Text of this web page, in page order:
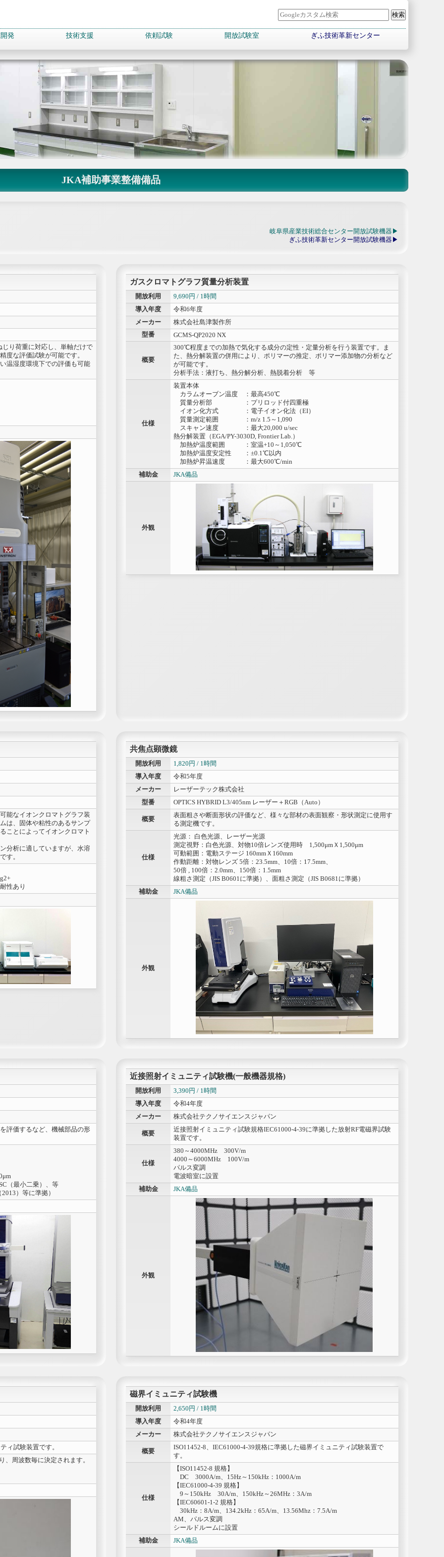
発 技術支援 依頼試験 開放試験室 ぎふ技術革新センター
JKA補助事業整備備品
岐阜県産業技術総合センター開放試験機器
ぎふ技術革新センター開放試験機器
り荷重に対応し、単軸だけで
度な評価試験が可能です。
温湿度環境下での評価も可能
ガスクロマトグラフ質量分析装置
開放利用
9,690円 / 1時間
導入年度
令和6年度
メーカー
株式会社島津製作所
型番
GCMS-QP2020 NX
概要
300℃程度までの加熱で気化する成分の定性・定量分析を行う装置です。ま
た、熱分解装置の併用により、ポリマーの推定、ポリマー添加物の分析など
が可能です。
分析手法：液打ち、熱分解分析、熱脱着分析 等
仕様
装置本体
カラムオーブン温度 ：最高450℃
質量分析部 ：プリロッド付四重極
イオン化方式 ：電子イオン化法（EI）
質量測定範囲 ：m/z 1.5～1,090
スキャン速度 ：最大20,000 u/sec
熱分解装置（EGA/PY-3030D, Frontier Lab.）
加熱炉温度範囲 ：室温+10～1,050℃
加熱炉温度安定性 ：±0.1℃以内
加熱炉昇温速度 ：最大600℃/min
補助金
JKA備品
外観
能なイオンクロマトグラフ装
は、固体や粘性のあるサンプ
ことによってイオンクロマト
分析に適していますが、水溶
す。
性あり
共焦点顕微鏡
開放利用
1,820円 / 1時間
導入年度
令和5年度
メーカー
レーザーテック株式会社
型番
OPTICS HYBRID L3/405nm レーザー＋RGB（Auto）
概要
表面粗さや断面形状の評価など、様々な部材の表面観察・形状測定に使用す
る測定機です。
仕様
光源： 白色光源、レーザー光源
測定視野：白色光源、対物10倍レンズ使用時 1,500μmＸ1,500μm
可動範囲：電動ステージ 160mmＸ160mm
作動距離：対物レンズ 5倍：23.5mm、10倍：17.5mm、
50倍 , 100倍：2.0mm、150倍：1.5mm
線粗さ測定（JIS B0601に準拠）、面粗さ測定（JIS B0681に準拠）
補助金
JKA備品
外観
評価するなど、機械部品の形
最小二乗）、等
）等に準拠）
近接照射イミュニティ試験機(一般機器規格)
開放利用
3,390円 / 1時間
導入年度
令和4年度
メーカー
株式会社テクノサイエンスジャパン
概要
近接照射イミュニティ試験規格IEC61000-4-39に準拠した放射RF電磁界試験
装置です。
仕様
380～4000MHz 300V/m
4000～6000MHz 100V/m
パルス変調
電波暗室に設置
補助金
JKA備品
外観
ィ試験装置です。
周波数毎に決定されます。
磁界イミュニティ試験機
開放利用
2,650円 / 1時間
導入年度
令和4年度
メーカー
株式会社テクノサイエンスジャパン
概要
ISO11452-8、IEC61000-4-39規格に準拠した磁界イミュニティ試験装置で
す。
仕様
【ISO11452-8 規格】
DC 3000A/m、15Hz～150kHz：1000A/m
【IEC61000-4-39 規格】
9～150kHz 30A/m、150kHz～26MHz：3A/m
【IEC60601-1-2 規格】
30kHz：8A/m、134.2kHz：65A/m、13.56Mhz：7.5A/m
AM、パルス変調
シールドルームに設置
補助金
JKA備品